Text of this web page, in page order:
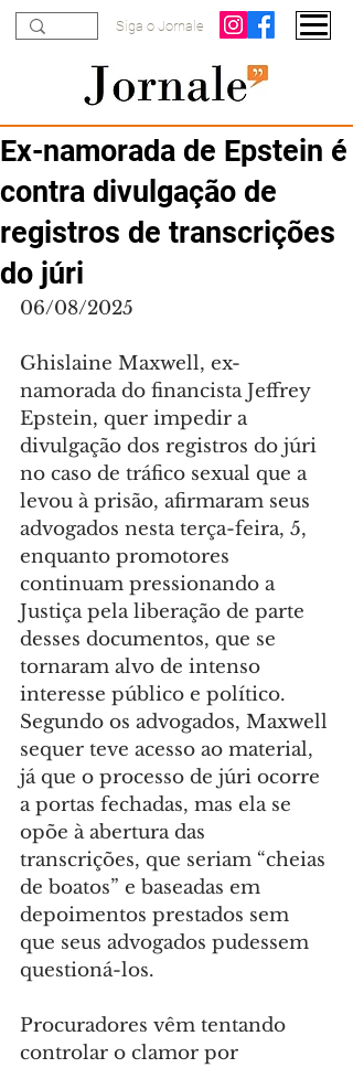
Siga o Jornale
Ex-namorada de Epstein é
contra divulgação de
registros de transcrições
do júri
06/08/2025
Ghislaine Maxwell, ex-
namorada do financista Jeffrey
Epstein, quer impedir a
divulgação dos registros do júri
no caso de tráfico sexual que a
levou à prisão, afirmaram seus
advogados nesta terça-feira, 5,
enquanto promotores
continuam pressionando a
Justiça pela liberação de parte
desses documentos, que se
tornaram alvo de intenso
interesse público e político.
Segundo os advogados, Maxwell
sequer teve acesso ao material,
já que o processo de júri ocorre
a portas fechadas, mas ela se
opõe à abertura das
transcrições, que seriam “cheias
de boatos” e baseadas em
depoimentos prestados sem
que seus advogados pudessem
questioná-los.
Procuradores vêm tentando
controlar o clamor por